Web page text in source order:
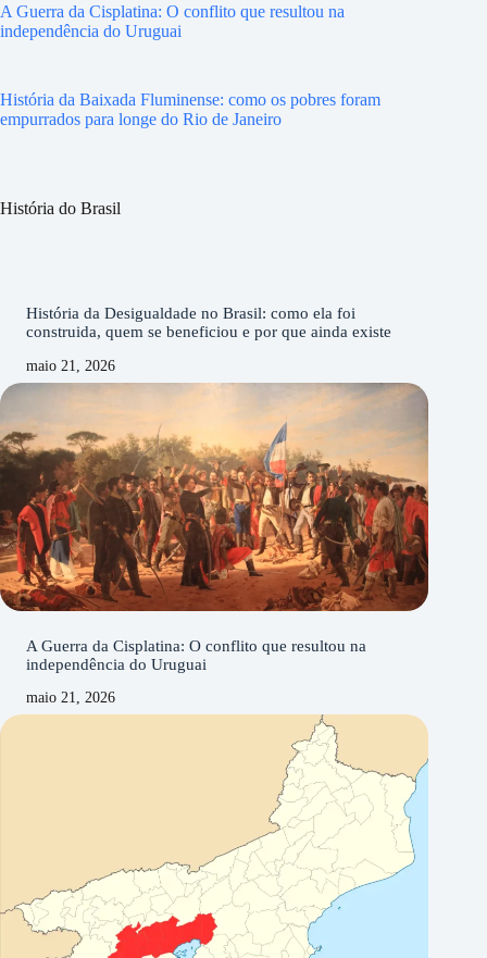
A Guerra da Cisplatina: O conflito que resultou na
independência do Uruguai
História da Baixada Fluminense: como os pobres foram
empurrados para longe do Rio de Janeiro
História do Brasil
História da Desigualdade no Brasil: como ela foi
construida, quem se beneficiou e por que ainda existe
maio 21, 2026
A Guerra da Cisplatina: O conflito que resultou na
independência do Uruguai
maio 21, 2026